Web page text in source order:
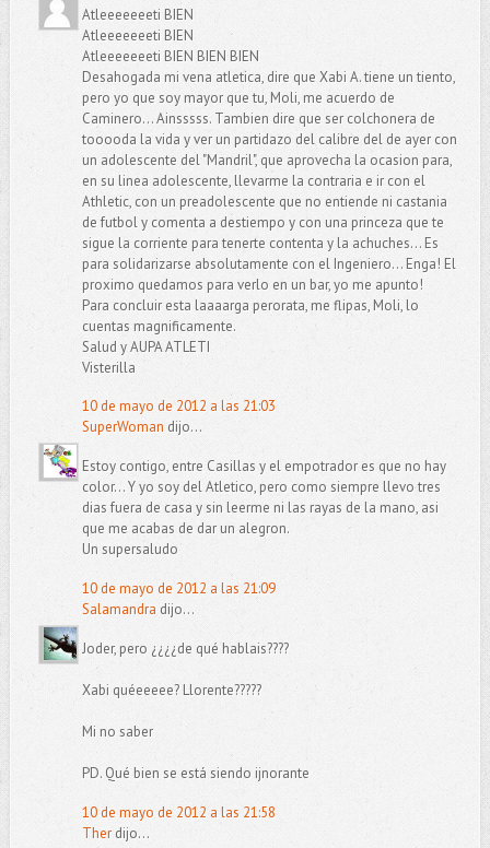
Atleeeeeeeti BIEN
Atleeeeeeeti BIEN
Atleeeeeeeti BIEN BIEN BIEN
Desahogada mi vena atletica, dire que Xabi A. tiene un tiento,
pero yo que soy mayor que tu, Moli, me acuerdo de
Caminero... Ainsssss. Tambien dire que ser colchonera de
tooooda la vida y ver un partidazo del calibre del de ayer con
un adolescente del "Mandril", que aprovecha la ocasion para,
en su linea adolescente, llevarme la contraria e ir con el
Athletic, con un preadolescente que no entiende ni castania
de futbol y comenta a destiempo y con una princeza que te
sigue la corriente para tenerte contenta y la achuches... Es
para solidarizarse absolutamente con el Ingeniero... Enga! El
proximo quedamos para verlo en un bar, yo me apunto!
Para concluir esta laaaarga perorata, me flipas, Moli, lo
cuentas magnificamente.
Salud y AUPA ATLETI
Visterilla
10 de mayo de 2012 a las 21:03
SuperWoman dijo...
Estoy contigo, entre Casillas y el empotrador es que no hay
color... Y yo soy del Atletico, pero como siempre llevo tres
dias fuera de casa y sin leerme ni las rayas de la mano, asi
que me acabas de dar un alegron.
Un supersaludo
10 de mayo de 2012 a las 21:09
Salamandra dijo...
Joder, pero ¿¿¿¿de qué hablais????
Xabi quéeeeee? Llorente?????
Mi no saber
PD. Qué bien se está siendo ijnorante
10 de mayo de 2012 a las 21:58
Therdijo...